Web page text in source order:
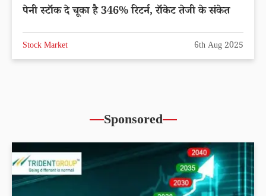
पेनी स्टॉक दे चूका है 346% रिटर्न, रॉकेट तेजी के संकेत
Stock Market 6th Aug 2025
Sponsored